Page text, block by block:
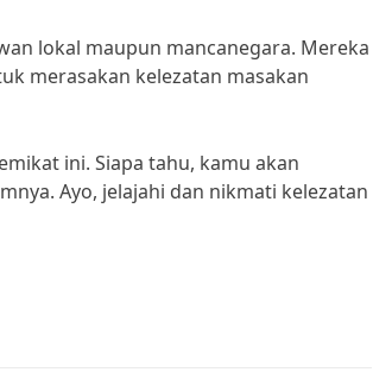
lokal maupun mancanegara. Mereka
merasakan kelezatan masakan
ini. Siapa tahu, kamu akan
Ayo, jelajahi dan nikmati kelezatan